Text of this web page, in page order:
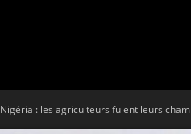
Nigéria : les agriculteurs fuient leurs